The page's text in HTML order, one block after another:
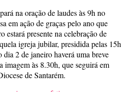
na oração de laudes às 9h no
em ação de graças pelo ano que
estará presente na celebração de
igreja jubilar, presidida pelas 15h
2 de janeiro haverá uma breve
imagem às 8.30h, que seguirá em
de Santarém.